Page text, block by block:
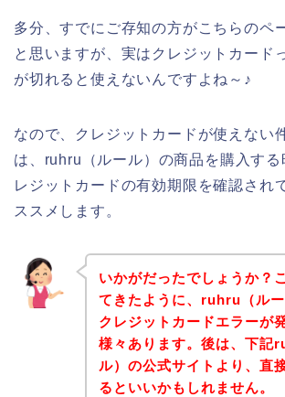
多分、すでにご存知の方がこちらのペ
と思いますが、実はクレジットカード
が切れると使えないんですよね～♪
なので、クレジットカードが使えない
は、ruhru（ルール）の商品を購入する
レジットカードの有効期限を確認され
ススメします。
いかがだったでしょうか？
てきたように、ruhru（ル
クレジットカードエラーが
様々あります。後は、下記
ル）の公式サイトより、直
るといいかもしれません。